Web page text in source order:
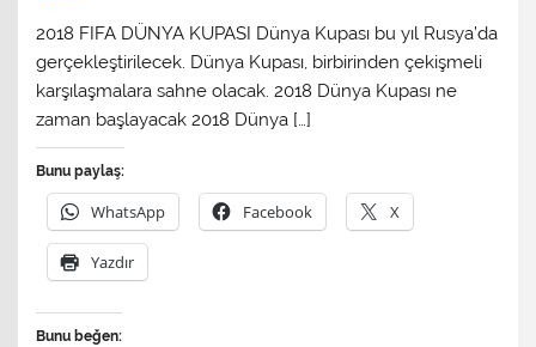
2018 FIFA DÜNYA KUPASI Dünya Kupası bu yıl Rusya’da
gerçekleştirilecek. Dünya Kupası, birbirinden çekişmeli
karşılaşmalara sahne olacak. 2018 Dünya Kupası ne
zaman başlayacak 2018 Dünya […]
Bunu paylaş:
WhatsApp Facebook X
Yazdır
Bunu beğen: